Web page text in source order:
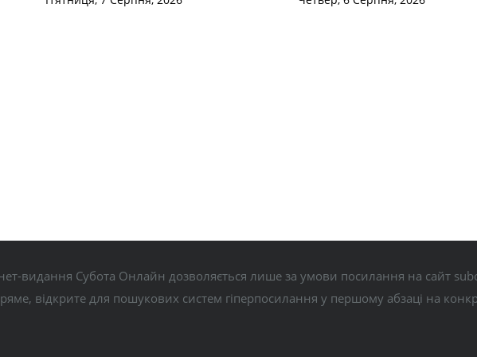
видання Субота Онлайн дозволяється лише за умови посилання на сайт
відкрите для пошукових систем гіперпосилання у першому абзаці на